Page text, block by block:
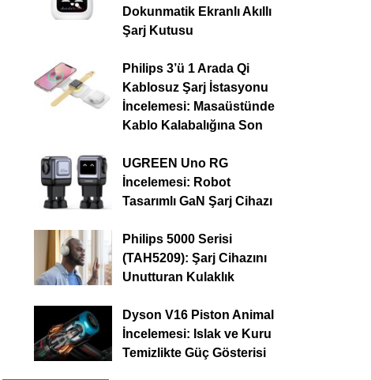
Dokunmatik Ekranlı Akıllı
Şarj Kutusu
Philips 3’ü 1 Arada Qi
Kablosuz Şarj İstasyonu
İncelemesi: Masaüstünde
Kablo Kalabalığına Son
UGREEN Uno RG
İncelemesi: Robot
Tasarımlı GaN Şarj Cihazı
Philips 5000 Serisi
(TAH5209): Şarj Cihazını
Unutturan Kulaklık
Dyson V16 Piston Animal
İncelemesi: Islak ve Kuru
Temizlikte Güç Gösterisi